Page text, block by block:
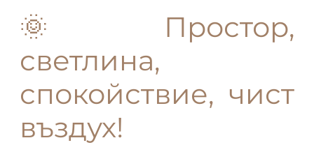
🌞 Простор,
светлина,
спокойствие, чист
въздух!